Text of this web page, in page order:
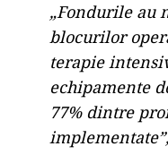
„Fondurile au
blocurilor
terapie
echipamente
77% dintre